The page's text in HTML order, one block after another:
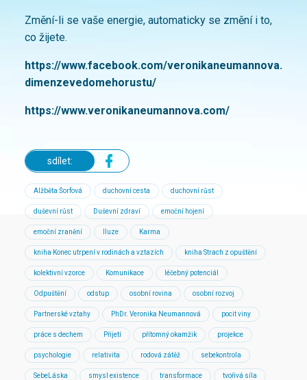
Změní-li se vaše energie, automaticky se změní i to,
co žijete.
https://www.facebook.com/veronikaneumannova.
dimenzevedomehorustu/
https://www.veronikaneumannova.com/
sdílet:
Alžběta Šorfová duchovní cesta duchovní růst
duševní růst Duševní zdraví emoční hojení
emoční zranění Iluze Karma
kniha Konec utrpení v rodinách a vztazích kniha Strach z opuštění
kolektivní vzorce Komunikace léčebný potenciál
Odpuštění odstup osobní rovina osobní rozvoj
Partnerské vztahy PhDr. Veronika Neumannová pocit viny
práce s dechem Přijetí přítomný okamžik projekce
psychologie relativita rodová zátěž sebekontrola
SebeLáska smysl existence transformace tvořivá síla